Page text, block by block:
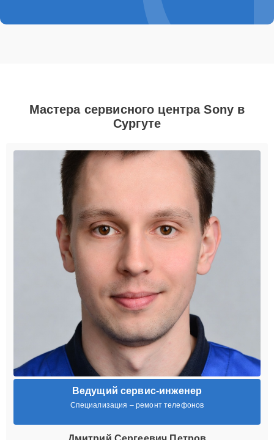
Мастера сервисного центра Sony в
Сургуте
Ведущий сервис-инженер
Специализация – ремонт телефонов